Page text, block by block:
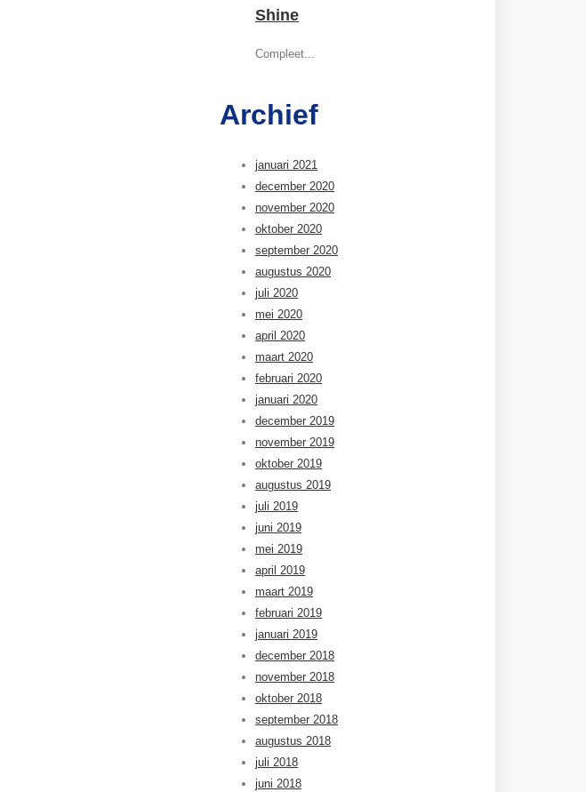
Shine
Compleet...
Archief
januari 2021
december 2020
november 2020
oktober 2020
september 2020
augustus 2020
juli 2020
mei 2020
april 2020
maart 2020
februari 2020
januari 2020
december 2019
november 2019
oktober 2019
augustus 2019
juli 2019
juni 2019
mei 2019
april 2019
maart 2019
februari 2019
januari 2019
december 2018
november 2018
oktober 2018
september 2018
augustus 2018
juli 2018
juni 2018